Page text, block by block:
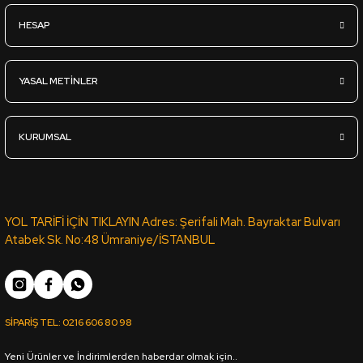
932,85TL
SML-068 BEYAZ MAT LAK PANEL PVC ROMA KENAR BANDI
658,48TL
YT-85B VİTA PVC ROMA KENAR BANDI 9G92 SB - 22*0,80
HESAP
YASAL METİNLER
KURUMSAL
YOL TARİFİ İÇİN TIKLAYIN Adres: Şerifali Mah. Bayraktar Bulvarı
Atabek Sk. No:48 Ümraniye/İSTANBUL
SİPARİŞ TEL:0216 606 80 98
Yeni Ürünler ve İndirimlerden haberdar olmak için..